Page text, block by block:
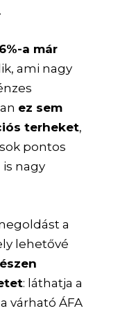
a már
ami nagy
ez sem
terheket,
pontos
nagy
a
lehetővé
: láthatja a
várható ÁFA